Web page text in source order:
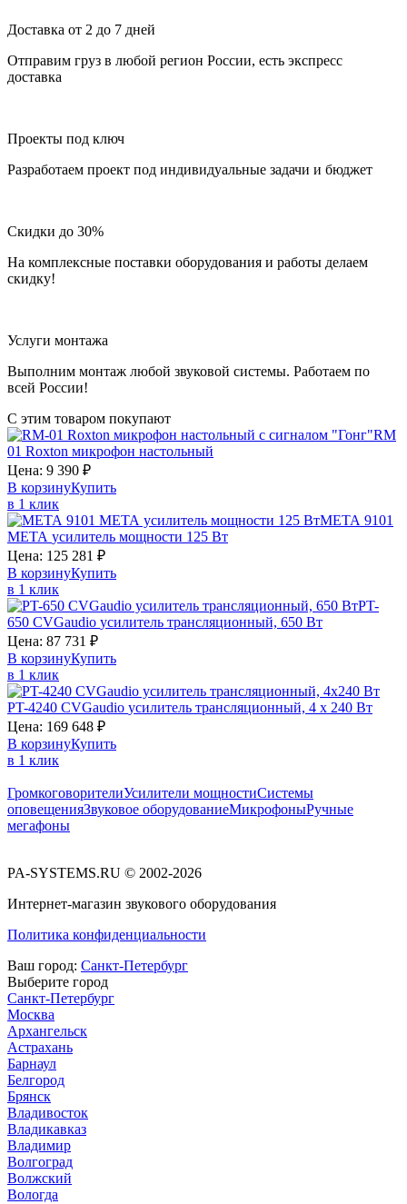
Доставка от 2 до 7 дней
Отправим груз в любой регион России, есть экспресс
доставка
Проекты под ключ
Разработаем проект под индивидуальные задачи и бюджет
Скидки до 30%
На комплексные поставки оборудования и работы делаем
скидку!
Услуги монтажа
Выполним монтаж любой звуковой системы. Работаем по
всей России!
С этим товаром покупают
RM
01 Roxton микрофон настольный
Цена: 9 390 ₽
В корзинуКупить
в 1 клик
МЕТА 9101
МЕТА усилитель мощности 125 Вт
Цена: 125 281 ₽
В корзинуКупить
в 1 клик
PT-
650 CVGaudio усилитель трансляционный, 650 Вт
Цена: 87 731 ₽
В корзинуКупить
в 1 клик
PT-4240 CVGaudio усилитель трансляционный, 4 х 240 Вт
Цена: 169 648 ₽
В корзинуКупить
в 1 клик
ГромкоговорителиУсилители мощностиСистемы
оповещенияЗвуковое оборудованиеМикрофоныРучные
мегафоны
PA-SYSTEMS.RU © 2002-2026
Интернет-магазин звукового оборудования
Политика конфиденциальности
Ваш город: Санкт-Петербург
Выберите город
Санкт-Петербург
Москва
Архангельск
Астрахань
Барнаул
Белгород
Брянск
Владивосток
Владикавказ
Владимир
Волгоград
Волжский
Вологда